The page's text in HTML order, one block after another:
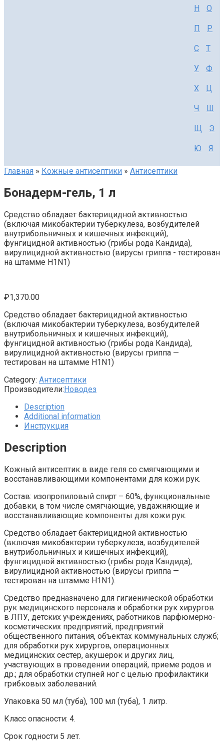
Н О
П Р
С Т
У Ф
Х Ц
Ч Ш
Щ Э
Ю Я
Главная » Кожные антисептики » Антисептики
Бонадерм-гель, 1 л
Средство обладает бактерицидной активностью
(включая микобактерии туберкулеза, возбудителей
внутрибольничных и кишечных инфекций),
фунгицидной активностью (грибы рода Кандида),
вирулицидной активностью (вирусы гриппа - тестирован
на штамме H1N1)
₽1,370.00
Средство обладает бактерицидной активностью
(включая микобактерии туберкулеза, возбудителей
внутрибольничных и кишечных инфекций),
фунгицидной активностью (грибы рода Кандида),
вирулицидной активностью (вирусы гриппа —
тестирован на штамме H1N1)
Category: Антисептики
Производители:Новодез
Description
Additional information
Инструкция
Description
Кожный антисептик в виде геля со смягчающими и
восстанавливающими компонентами для кожи рук.
Состав: изопропиловый спирт – 60%, функциональные
добавки, в том числе смягчающие, увдажняющие и
восстанавливающие компоненты для кожи рук.
Средство обладает бактерицидной активностью
(включая микобактерии туберкулеза, возбудителей
внутрибольничных и кишечных инфекций),
фунгицидной активностью (грибы рода Кандида),
вирулицидной активностью (вирусы гриппа —
тестирован на штамме H1N1).
Средство предназначено для гигиенической обработки
рук медицинского персонала и обработки рук хирургов
в ЛПУ, детских учреждениях, работников парфюмерно-
косметических предприятий, предприятий
общественного питания, объектах коммунальных служб;
для обработки рук хирургов, операционных
медицинских сестер, акушерок и других лиц,
участвующих в проведении операций, приеме родов и
др.; для обработки ступней ног с целью профилактики
грибковых заболеваний.
Упаковка 50 мл (туба), 100 мл (туба), 1 литр.
Класс опасности: 4.
Срок годности 5 лет.